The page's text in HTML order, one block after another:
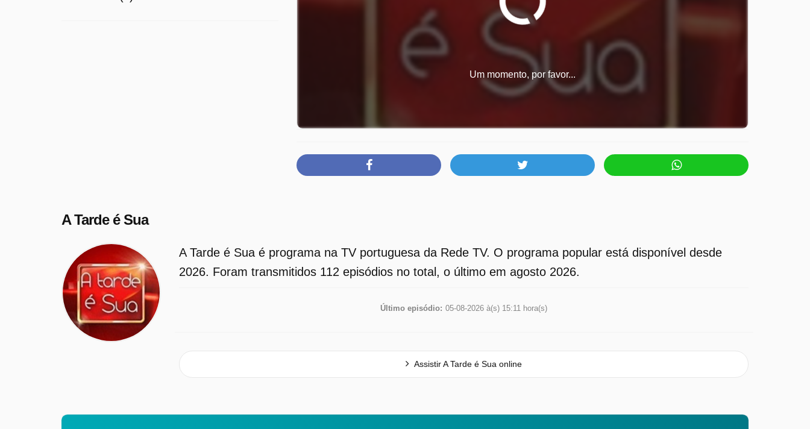
Um momento, por favor...
A Tarde é Sua
A Tarde é Sua é programa na TV portuguesa da Rede TV. O programa popular está disponível desde
2026. Foram transmitidos 112 episódios no total, o último em agosto 2026.
Último episódio: 05-08-2026 à(s) 15:11 hora(s)
Assistir A Tarde é Sua online